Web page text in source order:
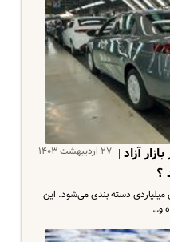
۲۷ اردیبهشت ۱۴۰۳ آزاد |
میلیاردی دسته بندی می‌شود. این